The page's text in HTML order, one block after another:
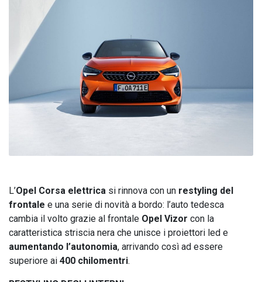
L’Opel Corsa elettrica si rinnova con un restyling del
frontale e una serie di novità a bordo: l’auto tedesca
cambia il volto grazie al frontale Opel Vizor con la
caratteristica striscia nera che unisce i proiettori led e
aumentando l’autonomia, arrivando così ad essere
superiore ai 400 chilomentri.